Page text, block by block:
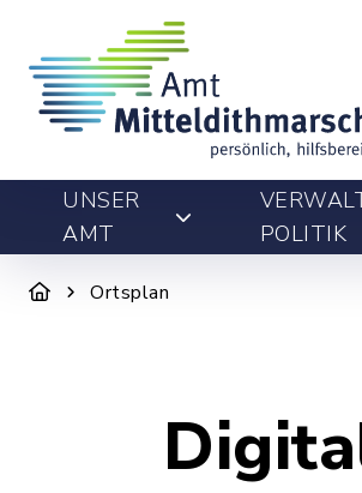
UNSER
AMT
POLITIK
Ortsplan